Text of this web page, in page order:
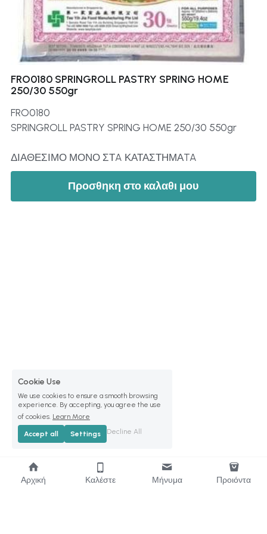
FRO0180 SPRINGROLL PASTRY SPRING HOME
250/30 550gr
FRO0180
SPRINGROLL PASTRY SPRING HOME 250/30 550gr
ΔΙΑΘΕΣΙΜΟ ΜΟΝΟ ΣΤA ΚΑΤΑΣΤΗΜΑTA
Προσθηκη στο καλαθι μου
Αρχική Καλέστε Μήνυμα Προιόντα
Cookie Use
We use cookies to ensure a smooth browsing
experience. By accepting, you agree the use
of cookies. Learn More
Accept all Settings Decline All